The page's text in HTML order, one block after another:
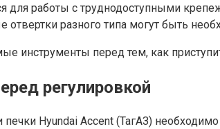
для работы с труднодоступными
отвертки разного типа могут быть
инструменты перед тем, как
регулировкой
Hyundai Accent (ТагАЗ)